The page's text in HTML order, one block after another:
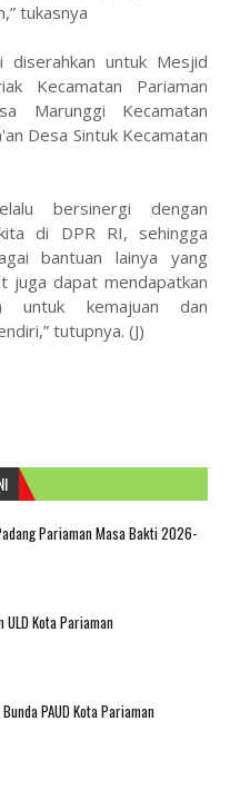
tukasnya
diserahkan untuk Mesjid
Kecamatan Pariaman
Marunggi Kecamatan
Desa Sintuk Kecamatan
bersinergi dengan
di DPR RI, sehingga
bantuan lainya yang
juga dapat mendapatkan
untuk kemajuan dan
tutupnya. (J)
Pariaman Masa Bakti 2026-
ULD Kota Pariaman
PAUD Kota Pariaman